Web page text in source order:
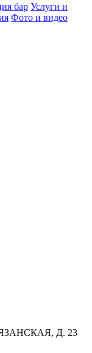
бар Услуги и
Фото и видео
Д. 23